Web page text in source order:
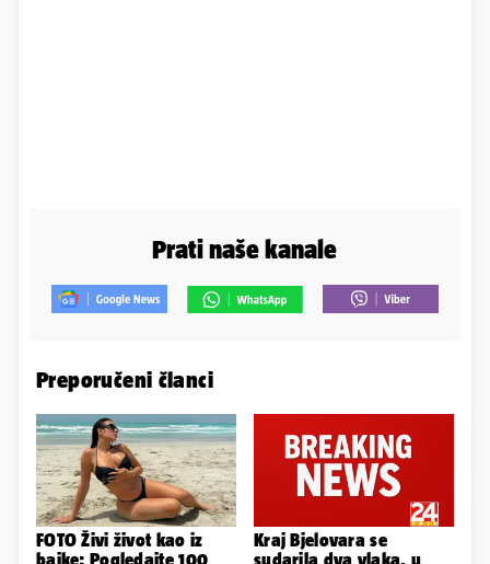
Prati naše kanale
Preporučeni članci
FOTO Živi život kao iz
bajke: Pogledajte 100
Kraj Bjelovara se
sudarila dva vlaka, u